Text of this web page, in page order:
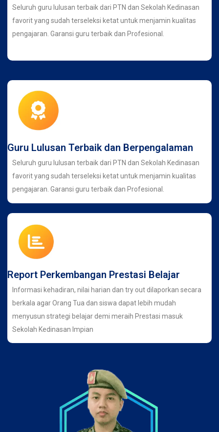
Seluruh guru lulusan terbaik dari PTN dan Sekolah Kedinasan
favorit yang sudah terseleksi ketat untuk menjamin kualitas
pengajaran. Garansi guru terbaik dan Profesional.
Guru Lulusan Terbaik dan Berpengalaman
Seluruh guru lulusan terbaik dari PTN dan Sekolah Kedinasan
favorit yang sudah terseleksi ketat untuk menjamin kualitas
pengajaran. Garansi guru terbaik dan Profesional.
Report Perkembangan Prestasi Belajar
Informasi kehadiran, nilai harian dan try out dilaporkan secara
berkala agar Orang Tua dan siswa dapat lebih mudah
menyusun strategi belajar demi meraih Prestasi masuk
Sekolah Kedinasan Impian